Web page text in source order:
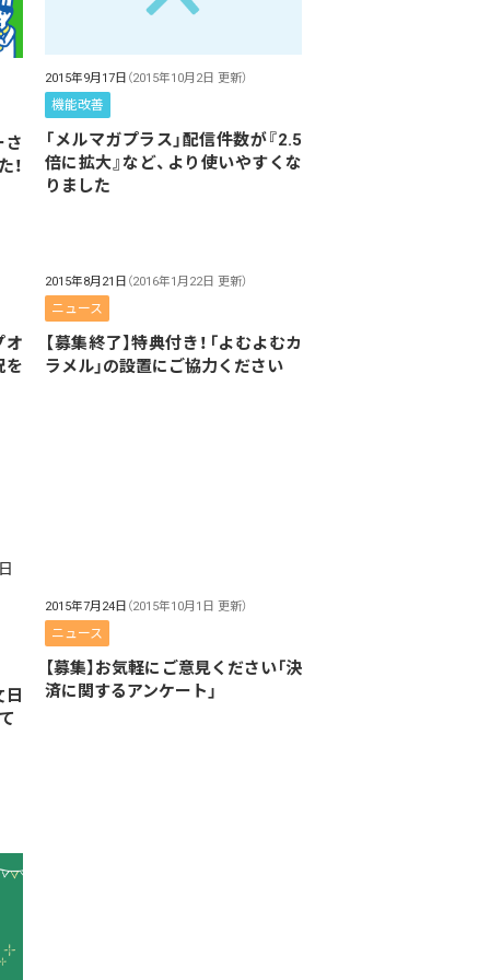
さ
！
2015年9月17日 （2015年10月2日 更新）
機能改善
「メルマガプラス」配信件数が『2.5
倍に拡大』など、より使いやすくな
りました
オ
を
2015年8月21日 （2016年1月22日 更新）
ニュース
【募集終了】特典付き！「よむよむカ
ラメル」の設置にご協力ください
日
2015年7月24日 （2015年10月1日 更新）
ニュース
【募集】お気軽にご意見ください「決
済に関するアンケート」